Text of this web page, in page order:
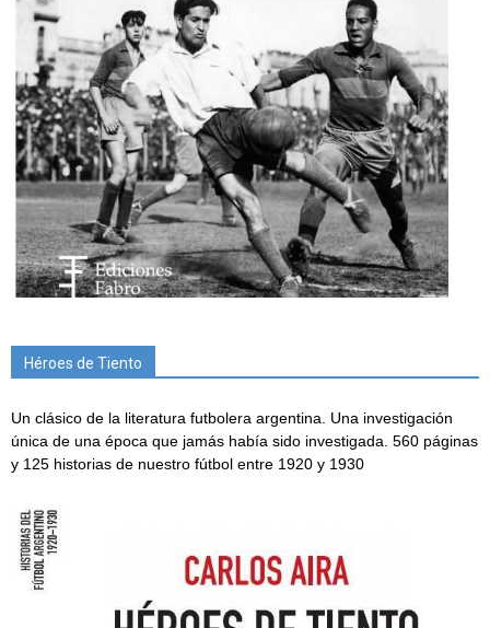
Héroes de Tiento
Un clásico de la literatura futbolera argentina. Una investigación
única de una época que jamás había sido investigada. 560 páginas
y 125 historias de nuestro fútbol entre 1920 y 1930